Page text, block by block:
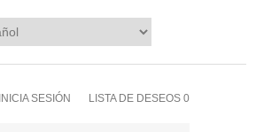
INICIA SESIÓN LISTA DE DESEOS 0